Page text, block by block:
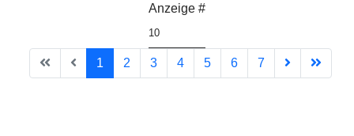
Limite der Paginierungsliste
Anzeige #
1 2 3 4 5 6 7